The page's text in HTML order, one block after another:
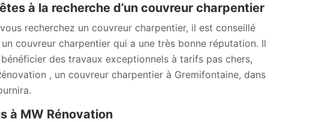
à la recherche d’un couvreur charpentier
recherchez un couvreur charpentier, il est conseillé
couvreur charpentier qui a une très bonne réputation. Il
des travaux exceptionnels à tarifs pas chers,
, un couvreur charpentier à Gremifontaine, dans
à MW Rénovation